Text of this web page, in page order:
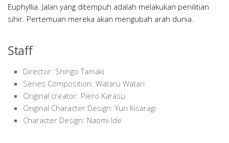
Euphyllia. Jalan yang ditempuh adalah melakukan penilitian
sihir. Pertemuan mereka akan mengubah arah dunia.
Staff
Director: Shingo Tamaki
Series Composition: Wataru Watari
Original creator: Piero Karasu
Original Character Design: Yuri Kisaragi
Character Design: Naomi Ide